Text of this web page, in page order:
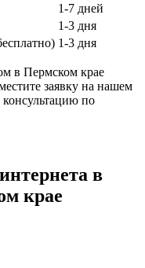
1-7 дней
1-3 дня
1-3 дня
в Пермском крае
заявку на нашем
по
в
крае